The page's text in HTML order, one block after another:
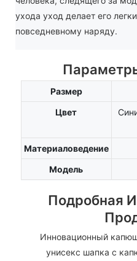
ухода уход делает его
повседневному наряду.
Размер
Цвет
Материаловедение
Модель
Подробная
Инновационный
унисекс шапка с